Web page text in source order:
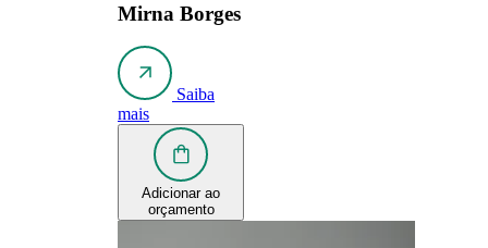
Mirna Borges
Saiba
mais
Adicionar ao
orçamento